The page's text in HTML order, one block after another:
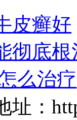
皮癣好
彻底根
么治疗
址：